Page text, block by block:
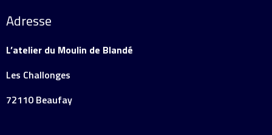
Adresse
L’atelier du Moulin de Blandé
Les Challonges
72110 Beaufay